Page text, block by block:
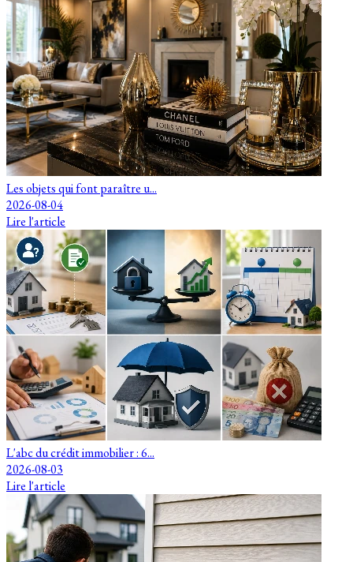
Les objets qui font paraître u...
2026-08-04
Lire l'article
L'abc du crédit immobilier : 6...
2026-08-03
Lire l'article